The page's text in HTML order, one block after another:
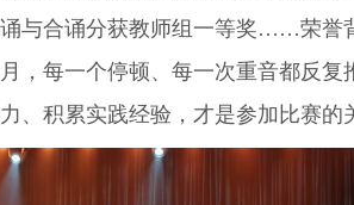
与合诵分获教师组一等奖……荣誉
，每一个停顿、每一次重音都反复
、积累实践经验，才是参加比赛的